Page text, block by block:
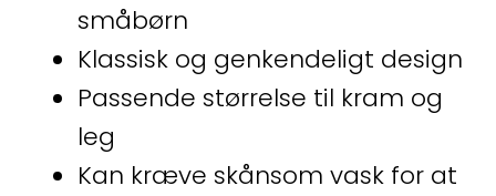
småbørn
Klassisk og genkendeligt design
Passende størrelse til kram og
leg
Kan kræve skånsom vask for at